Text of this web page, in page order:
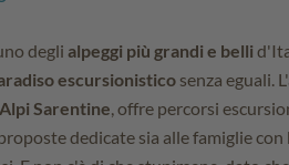
degli alpeggi più grandi e belli
escursionistico senza eguali.
Alpi Sarentine, offre percorsi
dedicate sia alle famiglie con